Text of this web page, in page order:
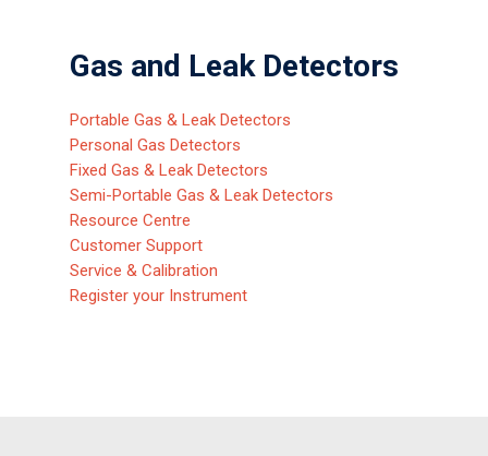
Gas and Leak Detectors
Portable Gas & Leak Detectors
Personal Gas Detectors
Fixed Gas & Leak Detectors
Semi-Portable Gas & Leak Detectors
Resource Centre
Customer Support
Service & Calibration
Register your Instrument